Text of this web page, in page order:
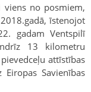
viens no posmiem,
īstenojot
gadam Ventspilī
13 kilometru
attīstības
Savienības